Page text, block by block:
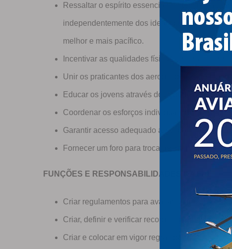
Ressaltar o espírito essencialmente
independentemente dos ideais políticos,
melhor e mais pacífico.
Incentivar as qualidades físicas e morais,
Unir os praticantes dos aerodesportos do
Educar os jovens através do esporte no
Coordenar os esforços individuais dos
Garantir acesso adequado ao espaço aéreo
Fornecer um foro para troca de informações e
FUNÇÕES E RESPONSABILIDADES DA FAI
Criar regulamentos para avaliar os
Criar, definir e verificar recordes internacionais
Criar e colocar em vigor regras para